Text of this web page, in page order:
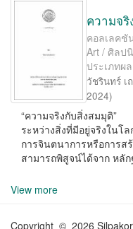
ความจริ
คอลเลคชั
Art / ศิลป
ประเภทผ
วัชรินทร์ เ
2024)
“ความจริงกับสิ่งสมมุติ
ระหว่างสิ่งที่มีอยู่จริงในโ
การจินตนาการหรือการ
สามารถพิสูจน์ได้จาก หลั
View more
Copyright © 2026